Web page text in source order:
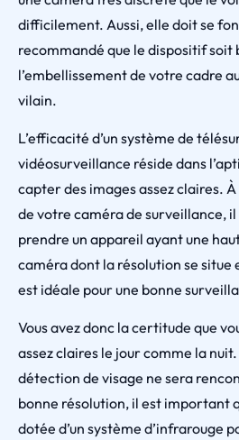
difficilement. Aussi, elle doit se
recommandé que le dispositif
l’embellissement de votre cadre
vilain.
L’efficacité d’un système de
vidéosurveillance réside dans
capter des images assez claires.
de votre caméra de surveillance,
prendre un appareil ayant une
caméra dont la résolution se situe
est idéale pour une bonne
Vous avez donc la certitude que
assez claires le jour comme la
détection de visage ne sera
bonne résolution, il est important
dotée d’un système d’infrarouge